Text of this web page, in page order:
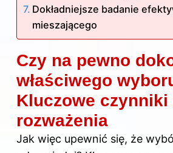
Dokładniejsze badanie
mieszającego
Czy na pewno
właściwego
Kluczowe czynniki
rozważenia
Jak więc upewnić się, że